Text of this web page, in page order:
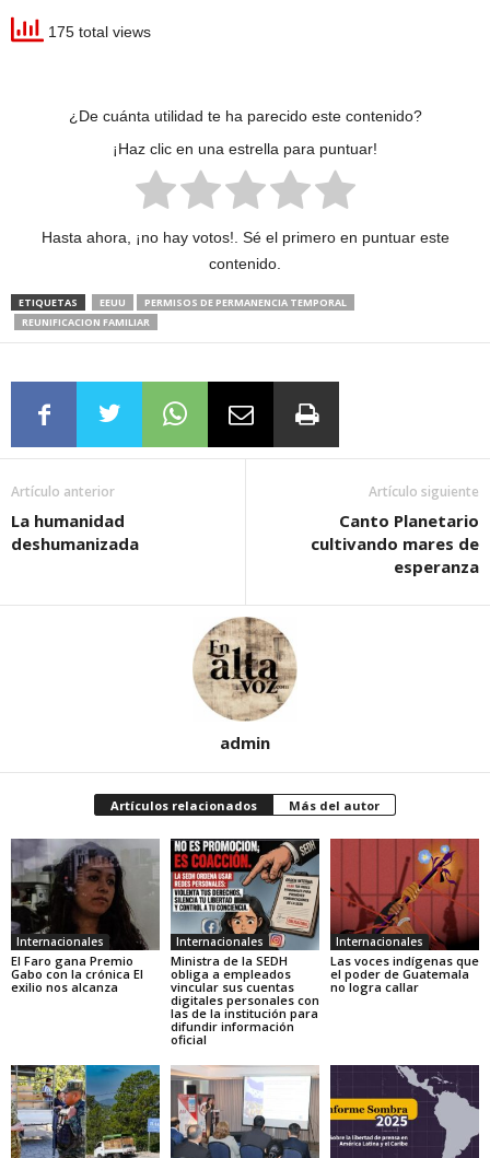
175 total views
¿De cuánta utilidad te ha parecido este contenido?
¡Haz clic en una estrella para puntuar!
Hasta ahora, ¡no hay votos!. Sé el primero en puntuar este
contenido.
ETIQUETAS EEUU
PERMISOS DE PERMANENCIA TEMPORAL
REUNIFICACION FAMILIAR
Artículo anterior
La humanidad
deshumanizada
Artículo siguiente
Canto Planetario
cultivando mares de
esperanza
admin
Artículos relacionados Más del autor
Internacionales
El Faro gana Premio
Gabo con la crónica El
exilio nos alcanza
Internacionales
Ministra de la SEDH
obliga a empleados
vincular sus cuentas
digitales personales con
las de la institución para
difundir información
oficial
Internacionales
Las voces indígenas que
el poder de Guatemala
no logra callar